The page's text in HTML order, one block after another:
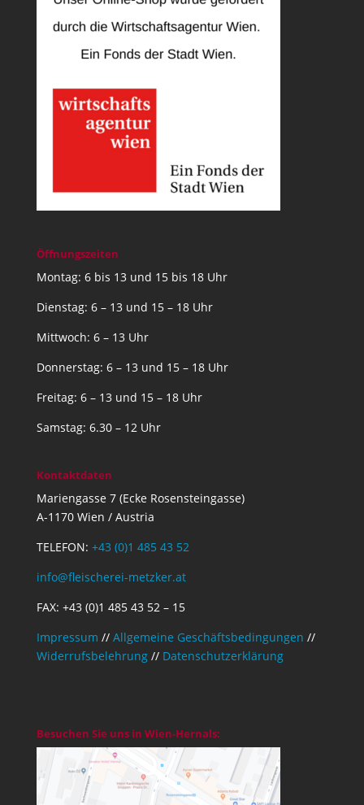
Öffnungszeiten
Montag: 6 bis 13 und 15 bis 18 Uhr
Dienstag: 6 – 13 und 15 – 18 Uhr
Mittwoch: 6 – 13 Uhr
Donnerstag: 6 – 13 und 15 – 18 Uhr
Freitag: 6 – 13 und 15 – 18 Uhr
Samstag: 6.30 – 12 Uhr
Kontaktdaten
Mariengasse 7 (Ecke Rosensteingasse)
A-1170 Wien / Austria
TELEFON: +43 (0)1 485 43 52
info@fleischerei-metzker.at
FAX: +43 (0)1 485 43 52 – 15
Impressum // Allgemeine Geschäftsbedingungen //
Widerrufsbelehrung// Datenschutzerklärung
Besuchen Sie uns in Wien-Hernals: